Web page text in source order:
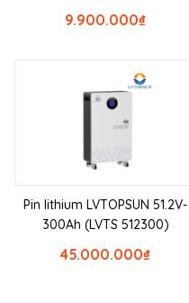
₫
9.900.000
Pin lithium LVTOPSUN 51.2V-
300Ah (LVTS 512300)
₫
45.000.000